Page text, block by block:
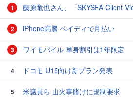
1 藤原竜也さん、「SKYSEA Client View」新CMで「AI労務改善」をアピール
2 iPhone高騰 ペイディで月払い
3 ワイモバイル 単身割引は1年限定
4 ドコモ U15向け新プラン発表
5
米議員ら 山火事賭けに規制要求